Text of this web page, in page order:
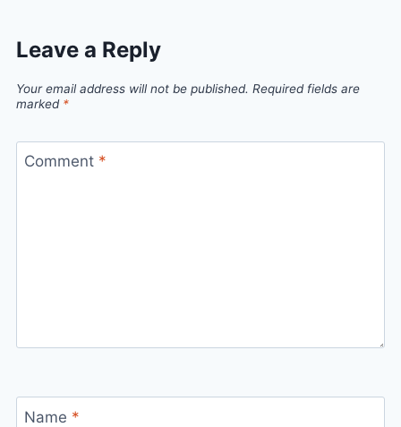
Leave a Reply
Your email address will not be published. Required fields are
marked *
Comment *
Name *